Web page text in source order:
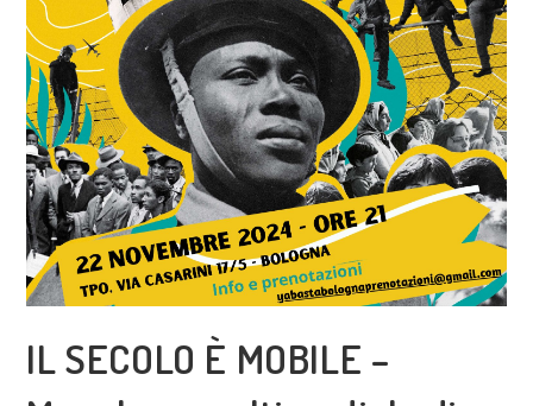
IL SECOLO È MOBILE –